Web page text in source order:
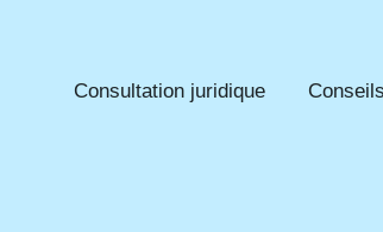
Consultation juridique